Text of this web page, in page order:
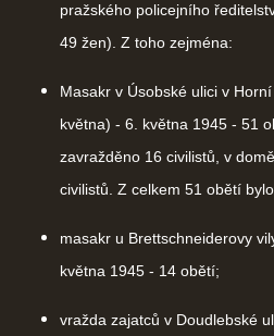
pražského policejního
49 žen). Z toho zejména:
Masakr v Úsobské ulici v
května) - 6. května 1945 - 51
zavražděno 16 civilistů, v
civilistů. Z celkem 51 obětí
masakr u Brettschneiderovy
května 1945 - 14 obětí;
vražda zajatců v Doudlebské